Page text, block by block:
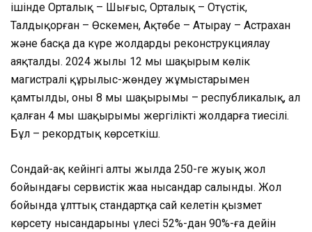
ішінде Орталық – Шығыс, Орталық – Оңтүстік,
Талдықорған – Өскемен, Ақтөбе – Атырау – Астрахан
және басқа да күре жолдарды реконструкциялау
аяқталды. 2024 жылы 12 мың шақырым көлік
магистралі құрылыс-жөндеу жұмыстарымен
қамтылды, оның 8 мың шақырымы – республикалық, ал
қалған 4 мың шақырымы жергілікті жолдарға тиесілі.
Бұл – рекордтық көрсеткіш.
Сондай-ақ кейінгі алты жылда 250-ге жуық жол
бойындағы сервистік жаңа нысандар салынды. Жол
бойында ұлттық стандартқа сай келетін қызмет
көрсету нысандарының үлесі 52%-дан 90%-ға дейін